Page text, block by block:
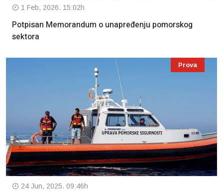
1 Feb, 2026. 15:02h
Potpisan Memorandum o unapređenju pomorskog
sektora
Prova
24 Jun, 2025. 09:46h